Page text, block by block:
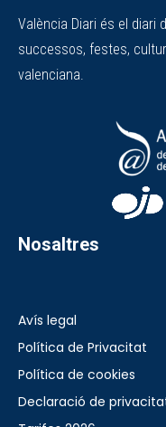
València Diari és el diari
successos, festes,
valenciana.
Nosaltres
Avís legal
Política de Privacitat
Política de cookies
Declaració de